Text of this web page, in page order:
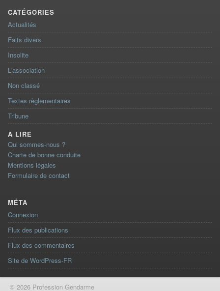
CATÉGORIES
Actualités
Faits divers
Insolite
L'association
Non classé
Textes règlementaires
Tribune
A LIRE
Qui sommes-nous ?
Charte de bonne conduite
Mentions légales
Formulaire de contact
MÉTA
Connexion
Flux des publications
Flux des commentaires
Site de WordPress-FR
© 2026 Profession Gendarme